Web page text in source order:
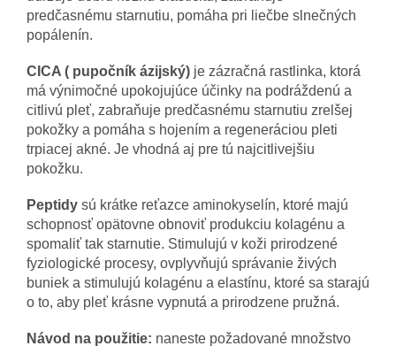
predčasnému starnutiu, pomáha pri liečbe slnečných
popálenín.
CICA ( pupočník ázijský) je zázračná rastlinka, ktorá
má výnimočné upokojujúce účinky na podráždenú a
citlivú pleť, zabraňuje predčasnému starnutiu zrelšej
pokožky a pomáha s hojením a regeneráciou pleti
trpiacej akné. Je vhodná aj pre tú najcitlivejšiu
pokožku.
Peptidy sú krátke reťazce aminokyselín, ktoré majú
schopnosť opätovne obnoviť produkciu kolagénu a
spomaliť tak starnutie. Stimulujú v koži prirodzené
fyziologické procesy, ovplyvňujú správanie živých
buniek a stimulujú kolagénu a elastínu, ktoré sa starajú
o to, aby pleť krásne vypnutá a prirodzene pružná.
Návod na použitie: naneste požadované množstvo